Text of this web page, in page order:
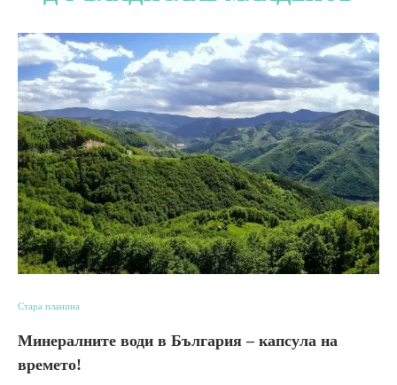
Стара планина
Минералните води в България – капсула на
времето!